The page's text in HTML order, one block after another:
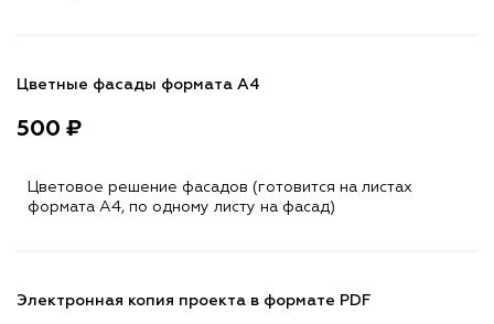
Цветные фасады формата А4
500 ₽
Цветовое решение фасадов (готовится на листах
формата A4, по одному листу на фасад)
Электронная копия проекта в формате PDF